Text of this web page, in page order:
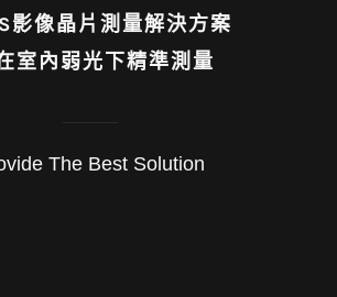
影像晶片測量解決方案
室內弱光下精準測量
The Best Solution